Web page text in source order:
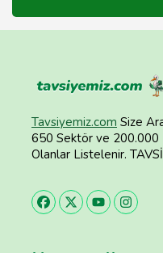
Tavsiyemiz.com Size
650 Sektör ve 200.000
Olanlar Listelenir.